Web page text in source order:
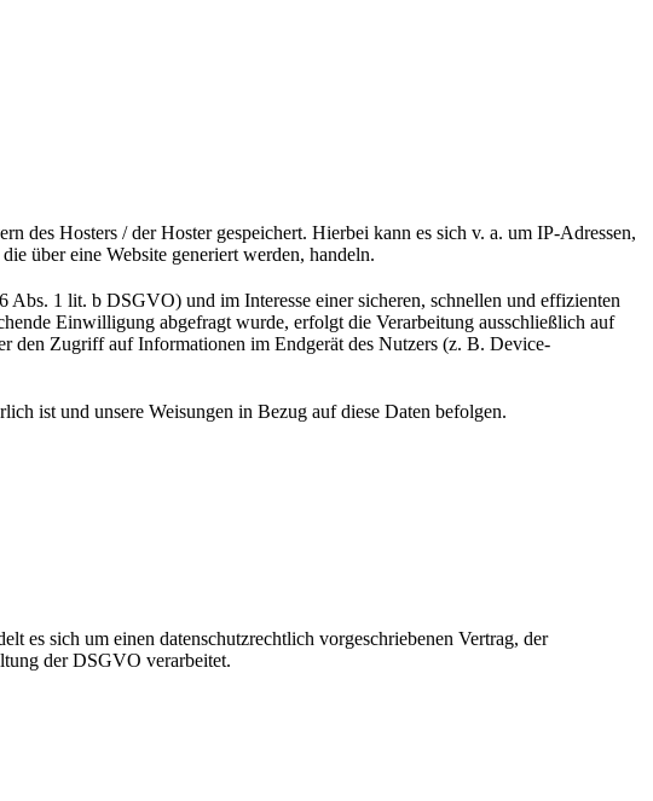
des Hosters / der Hoster gespeichert. Hierbei kann es sich v. a. um IP-Adressen,
über eine Website generiert werden, handeln.
1 lit. b DSGVO) und im Interesse einer sicheren, schnellen und effizienten
Einwilligung abgefragt wurde, erfolgt die Verarbeitung ausschließlich auf
Zugriff auf Informationen im Endgerät des Nutzers (z. B. Device-
ist und unsere Weisungen in Bezug auf diese Daten befolgen.
es sich um einen datenschutzrechtlich vorgeschriebenen Vertrag, der
der DSGVO verarbeitet.